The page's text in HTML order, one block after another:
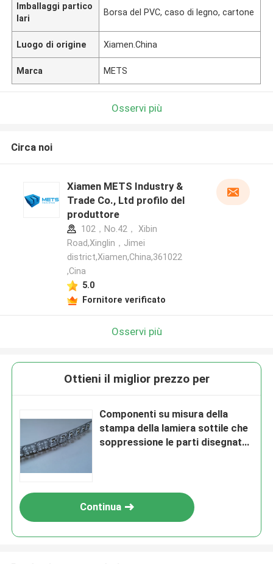
Imballaggi partico
lari
Borsa del PVC, caso di legno, cartone
Luogo di origine Xiamen.China
Marca METS
Osservi più
Circa noi
Xiamen METS Industry &
Trade Co., Ltd profilo del
produttore
102，No.42， Xibin
Road,Xinglin，Jimei
district,Xiamen,China,361022
,Cina
5.0
Fornitore verificato
Osservi più
Ottieni il miglior prezzo per
Componenti su misura della
stampa della lamiera sottile che
soppressione le parti disegnate
Continua